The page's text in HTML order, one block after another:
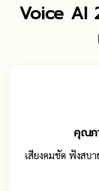
Voice AI
คุณภ
เสียงคมชัด ฟังสบ